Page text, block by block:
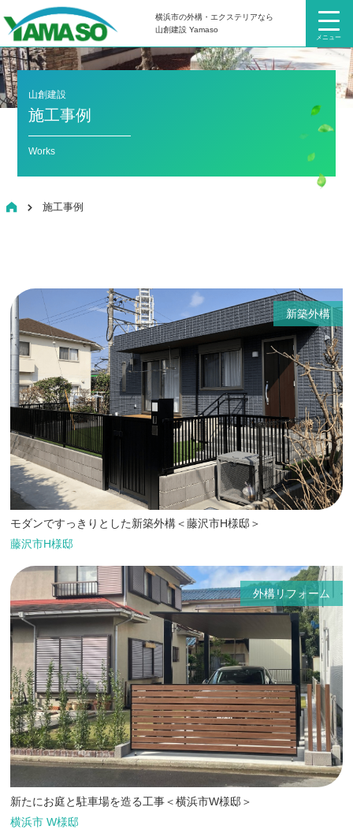
メニュー
横浜市の外構・エクステリアなら
山創建設 Yamaso
山創建設
施工事例
Works
HOME施工事例
新築外構
モダンですっきりとした新築外構＜藤沢市H様邸＞
藤沢市H様邸
外構リフォーム
新たにお庭と駐車場を造る工事＜横浜市W様邸＞
横浜市 W様邸